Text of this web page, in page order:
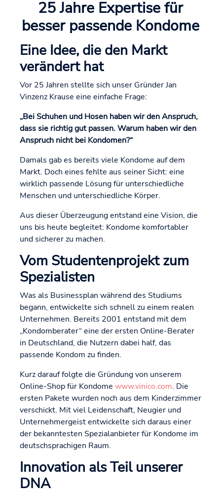
25 Jahre Expertise für
besser passende Kondome
Eine Idee, die den Markt
verändert hat
Vor 25 Jahren stellte sich unser Gründer Jan
Vinzenz Krause eine einfache Frage:
„Bei Schuhen und Hosen haben wir den Anspruch,
dass sie richtig gut passen. Warum haben wir den
Anspruch nicht bei Kondomen?“
Damals gab es bereits viele Kondome auf dem
Markt. Doch eines fehlte aus seiner Sicht: eine
wirklich passende Lösung für unterschiedliche
Menschen und unterschiedliche Körper.
Aus dieser Überzeugung entstand eine Vision, die
uns bis heute begleitet: Kondome komfortabler
und sicherer zu machen.
Vom Studentenprojekt zum
Spezialisten
Was als Businessplan während des Studiums
begann, entwickelte sich schnell zu einem realen
Unternehmen. Bereits 2001 entstand mit dem
„Kondomberater“ eine der ersten Online-Berater
in Deutschland, die Nutzern dabei half, das
passende Kondom zu finden.
Kurz darauf folgte die Gründung von unserem
Online-Shop für Kondome www.vinico.com. Die
ersten Pakete wurden noch aus dem Kinderzimmer
verschickt. Mit viel Leidenschaft, Neugier und
Unternehmergeist entwickelte sich daraus einer
der bekanntesten Spezialanbieter für Kondome im
deutschsprachigen Raum.
Innovation als Teil unserer
DNA